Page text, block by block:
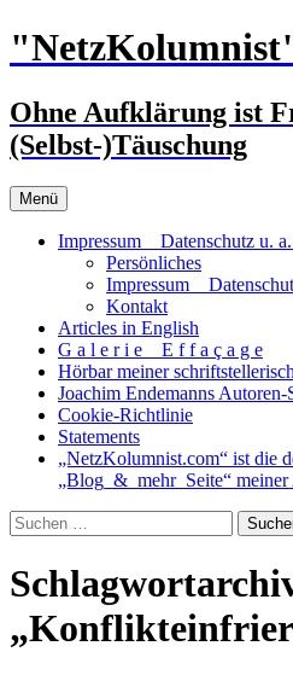
Zum
Inhalt
Ohne Aufklärung ist
(Selbst-)Täuschung
Menü
Impressum _ Datenschutz u.
Persönliches
Impressum _
Kontakt
Articles in English
G a l e r i e _ E f f a ç a g e
Hörbar meiner
Joachim Endemanns Autoren-
Cookie-Richtlinie
Statements
„NetzKolumnist.com“ ist die
„Blog_&_mehr_Seite“
Suchen
nach: